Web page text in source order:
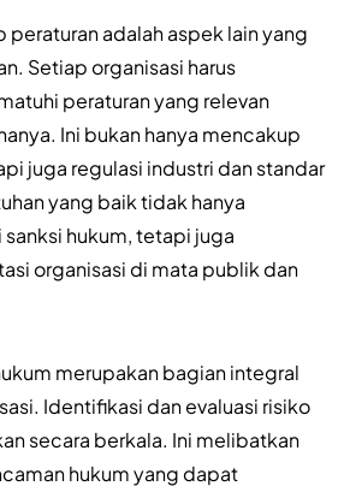
peraturan adalah aspek lain yang
Setiap organisasi harus
peraturan yang relevan
Ini bukan hanya mencakup
juga regulasi industri dan standar
yang baik tidak hanya
hukum, tetapi juga
organisasi di mata publik dan
merupakan bagian integral
Identifikasi dan evaluasi risiko
secara berkala. Ini melibatkan
hukum yang dapat